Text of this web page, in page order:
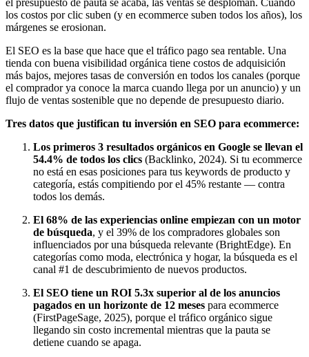
el presupuesto de pauta se acaba, las ventas se desploman. Cuando
los costos por clic suben (y en ecommerce suben todos los años), los
márgenes se erosionan.
El SEO es la base que hace que el tráfico pago sea rentable. Una
tienda con buena visibilidad orgánica tiene costos de adquisición
más bajos, mejores tasas de conversión en todos los canales (porque
el comprador ya conoce la marca cuando llega por un anuncio) y un
flujo de ventas sostenible que no depende de presupuesto diario.
Tres datos que justifican tu inversión en SEO para ecommerce:
Los primeros 3 resultados orgánicos en Google se llevan el
54.4% de todos los clics (Backlinko, 2024). Si tu ecommerce
no está en esas posiciones para tus keywords de producto y
categoría, estás compitiendo por el 45% restante — contra
todos los demás.
El 68% de las experiencias online empiezan con un motor
de búsqueda, y el 39% de los compradores globales son
influenciados por una búsqueda relevante (BrightEdge). En
categorías como moda, electrónica y hogar, la búsqueda es el
canal #1 de descubrimiento de nuevos productos.
El SEO tiene un ROI 5.3x superior al de los anuncios
pagados en un horizonte de 12 meses para ecommerce
(FirstPageSage, 2025), porque el tráfico orgánico sigue
llegando sin costo incremental mientras que la pauta se
detiene cuando se apaga.